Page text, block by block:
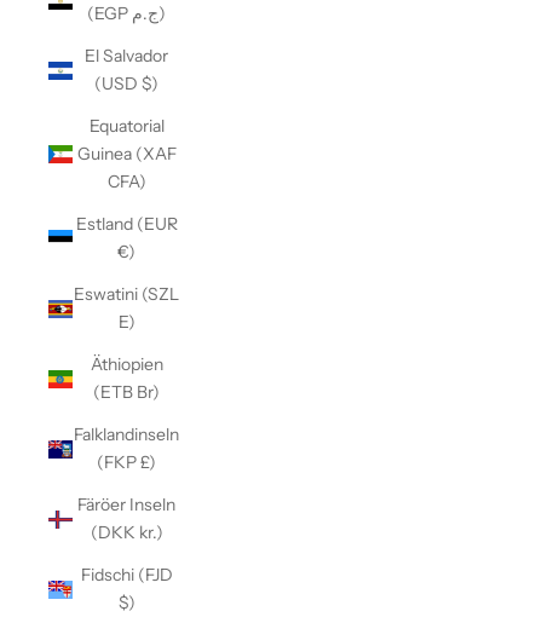
(EGP ج.م)
El Salvador
(USD $)
Equatorial
Guinea (XAF
CFA)
Estland (EUR
€)
Eswatini (SZL
E)
Äthiopien
(ETB Br)
Falklandinseln
(FKP £)
Färöer Inseln
(DKK kr.)
Fidschi (FJD
$)